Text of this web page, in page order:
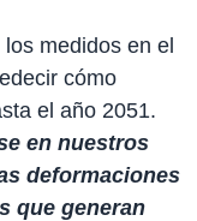
medidos en el
cómo
el año 2051.
en nuestros
deformaciones
que generan